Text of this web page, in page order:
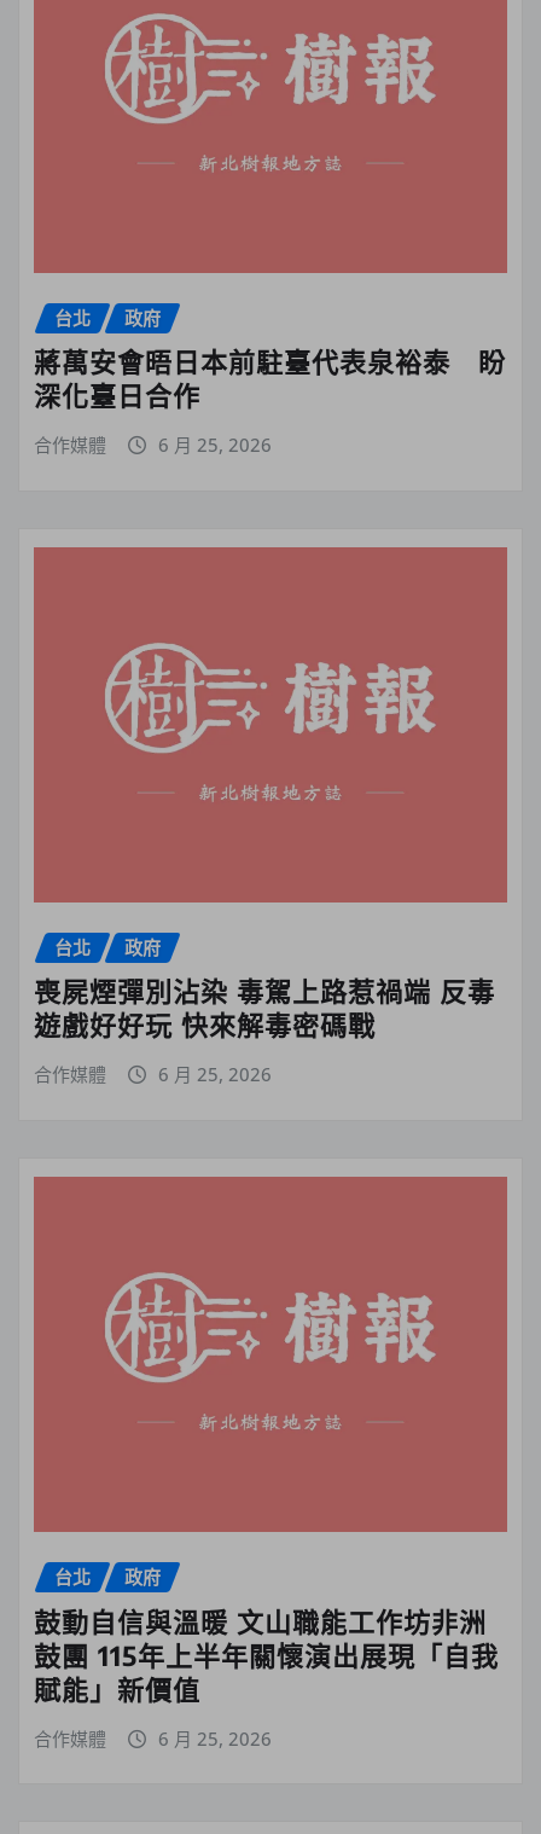
台北 政府
蔣萬安會晤日本前駐臺代表泉裕泰 盼
深化臺日合作
合作媒體 6 月 25, 2026
台北 政府
喪屍煙彈別沾染 毒駕上路惹禍端 反毒
遊戲好好玩 快來解毒密碼戰
合作媒體 6 月 25, 2026
台北 政府
鼓動自信與溫暖 文山職能工作坊非洲
鼓團 115年上半年關懷演出展現「自我
賦能」新價值
合作媒體 6 月 25, 2026